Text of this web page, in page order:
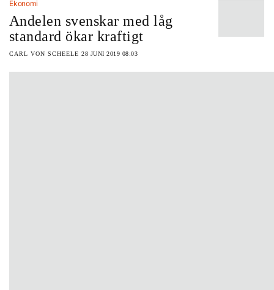
Ekonomi
Andelen svenskar med låg
standard ökar kraftigt
CARL VON SCHEELE 28 JUNI 2019 08:03